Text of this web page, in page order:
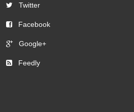
Twitter
Facebook
Google+
Feedly